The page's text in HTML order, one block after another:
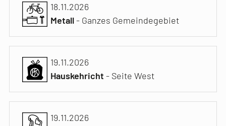
18.11.2026
Metall- Ganzes Gemeindegebiet
19.11.2026
Hauskehricht- Seite West
19.11.2026